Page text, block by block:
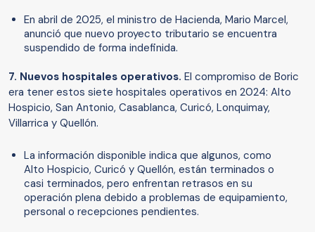
En abril de 2025, el ministro de Hacienda, Mario Marcel,
anunció que nuevo proyecto tributario se encuentra
suspendido de forma indefinida.
7. Nuevos hospitales operativos. El compromiso de Boric
era tener estos siete hospitales operativos en 2024: Alto
Hospicio, San Antonio, Casablanca, Curicó, Lonquimay,
Villarrica y Quellón.
La información disponible indica que algunos, como
Alto Hospicio, Curicó y Quellón, están terminados o
casi terminados, pero enfrentan retrasos en su
operación plena debido a problemas de equipamiento,
personal o recepciones pendientes.